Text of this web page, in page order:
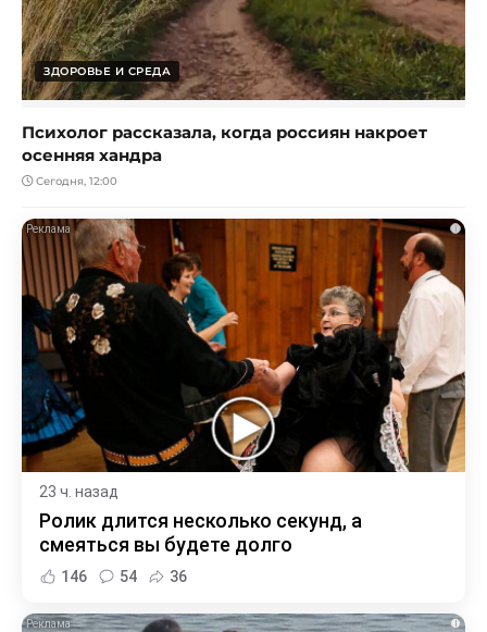
ЗДОРОВЬЕ И СРЕДА
Психолог рассказала, когда россиян накроет
осенняя хандра
Сегодня, 12:00
i
23 ч. назад
Ролик длится несколько секунд, а
смеяться вы будете долго
146 54 36
i